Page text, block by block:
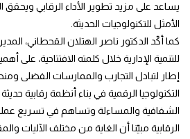
يساعد على مزيد تطوير الأداء الرقابي ويحقق
الأمثل للتكنولوجيات الحديثة.
كما أكّد الدكتور ناصر الهتلان القحطاني،
للتنمية الإدارية خلال كلمته الافتتاحية، على
إطار لتبادل التجارب والممارسات الفضلى
التكنولوجيا الرقمية في بناء أنظمة رقابية
الشفافية والمساءلة وتساهم في تسريع
الرقابية مبيّنا أن الغاية من مختلف الآليات